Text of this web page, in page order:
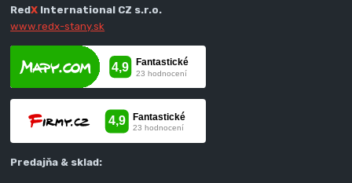
RedX International CZ s.r.o.
www.redx-stany.sk
Predajňa & sklad: